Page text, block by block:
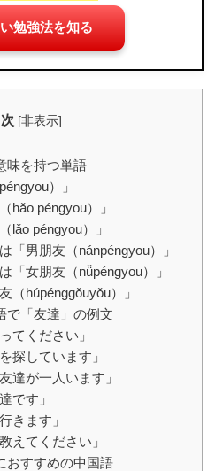
勉強法を知る
[非表示]
味を持つ単語
）」
hǎo péngyou）」
lǎo péngyou）」
「男朋友（nánpéngyou）」
「女朋友（nǚpéngyou）」
（húpénggǒuyǒu）」
で「友達」の例文
てください」
探しています」
達が一人います」
です」
きます」
えてください」
おすすめの中国語